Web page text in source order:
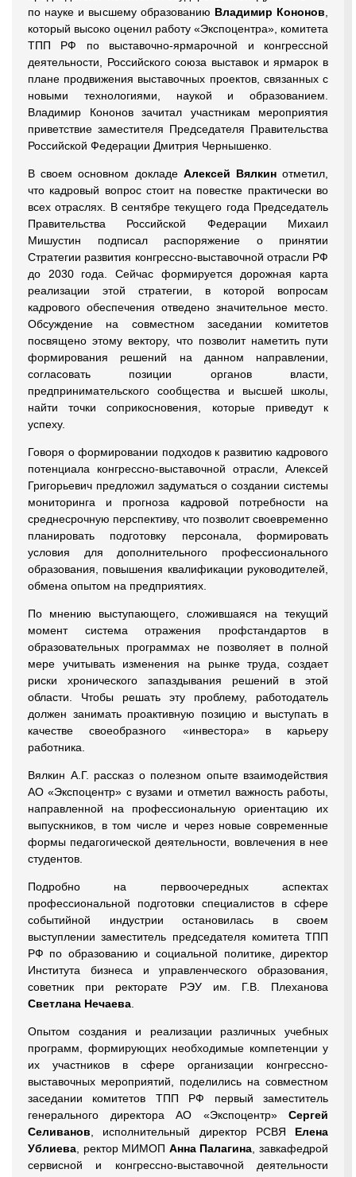
по науке и высшему образованию Владимир Кононов
который высоко оценил работу «Экспоцентра», комитета
ТПП РФ по выставочно-ярмарочной и конгрессной
деятельности, Российского союза выставок и ярмарок в
плане продвижения выставочных проектов, связанных с
новыми технологиями, наукой и образованием.
Владимир Кононов зачитал участникам мероприятия
приветствие заместителя Председателя Правительства
Российской Федерации Дмитрия Чернышенко.
В своем основном докладе Алексей Вялкинотметил,
что кадровый вопрос стоит на повестке практически во
всех отраслях. В сентябре текущего года Председатель
Правительства Российской Федерации Михаил
Мишустин подписал распоряжение о принятии
Стратегии развития конгрессно-выставочной отрасли РФ
до 2030 года. Сейчас формируется дорожная карта
реализации этой стратегии, в которой вопросам
кадрового обеспечения отведено значительное место.
Обсуждение на совместном заседании комитетов
посвящено этому вектору, что позволит наметить пути
формирования решений на данном направлении,
согласовать позиции органов власти,
предпринимательского сообщества и высшей школы,
найти точки соприкосновения, которые приведут к
успеху.
Говоря о формировании подходов к развитию кадрового
потенциала конгрессно-выставочной отрасли, Алексей
Григорьевич предложил задуматься о создании системы
мониторинга и прогноза кадровой потребности на
среднесрочную перспективу, что позволит своевременно
планировать подготовку персонала, формировать
условия для дополнительного профессионального
образования, повышения квалификации руководителей,
обмена опытом на предприятиях.
По мнению выступающего, сложившаяся на текущий
момент система отражения профстандартов в
образовательных программах не позволяет в полной
мере учитывать изменения на рынке труда, создает
риски хронического запаздывания решений в этой
области. Чтобы решать эту проблему, работодатель
должен занимать проактивную позицию и выступать в
качестве своеобразного «инвестора» в карьеру
работника.
Вялкин А.Г. рассказ о полезном опыте взаимодействия
АО «Экспоцентр» с вузами и отметил важность работы,
направленной на профессиональную ориентацию их
выпускников, в том числе и через новые современные
формы педагогической деятельности, вовлечения в нее
студентов.
Подробно на первоочередных аспектах
профессиональной подготовки специалистов в сфере
событийной индустрии остановилась в своем
выступлении заместитель председателя комитета ТПП
РФ по образованию и социальной политике, директор
Института бизнеса и управленческого образования,
советник при ректорате РЭУ им. Г.В. Плеханова
Светлана Нечаева
Опытом создания и реализации различных учебных
программ, формирующих необходимые компетенции у
их участников в сфере организации конгрессно-
выставочных мероприятий, поделились на совместном
заседании комитетов ТПП РФ первый заместитель
генерального директора АО «Экспоцентр» Сергей
Селиванов , исполнительный директор РСВЯ Елена
Ублиева , ректор МИМОП Анна Палагина , завкафедрой
сервисной и конгрессно-выставочной деятельности